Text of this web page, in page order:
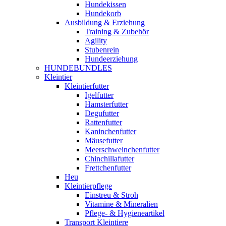
Hundekissen
Hundekorb
Ausbildung & Erziehung
Training & Zubehör
Agility
Stubenrein
Hundeerziehung
HUNDEBUNDLES
Kleintier
Kleintierfutter
Igelfutter
Hamsterfutter
Degufutter
Rattenfutter
Kaninchenfutter
Mäusefutter
Meerschweinchenfutter
Chinchillafutter
Frettchenfutter
Heu
Kleintierpflege
Einstreu & Stroh
Vitamine & Mineralien
Pflege- & Hygieneartikel
Transport Kleintiere